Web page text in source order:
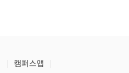
캠퍼스맵